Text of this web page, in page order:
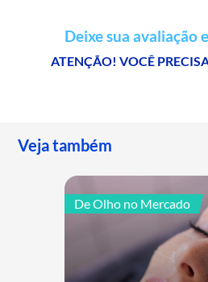
Deixe sua avaliação
ATENÇÃO! VOCÊ
Veja também
De Olho no Mercado